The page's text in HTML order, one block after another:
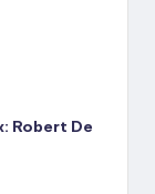
Robert De